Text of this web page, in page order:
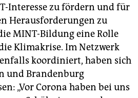
Interesse zu fördern und für
Herausforderungen zu
MINT-Bildung eine Rolle
Klimakrise. Im Netzwerk
koordiniert, haben sich
und Brandenburg
„Vor Corona haben bei uns